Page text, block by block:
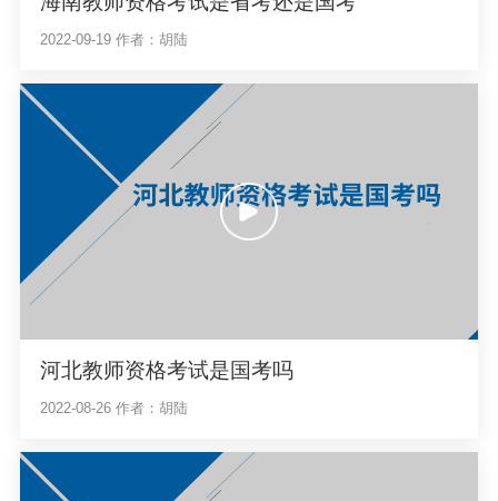
2022-09-19 作者：胡陆
河北教师资格考试是国考吗
2022-08-26 作者：胡陆